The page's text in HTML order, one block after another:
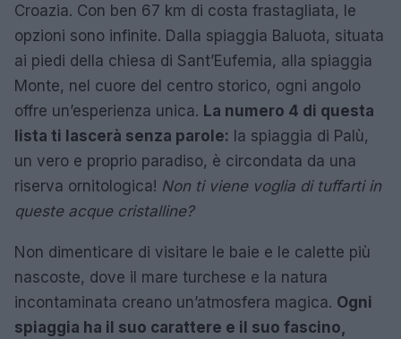
Croazia. Con ben 67 km di costa frastagliata, le
opzioni sono infinite. Dalla spiaggia Baluota, situata
ai piedi della chiesa di Sant’Eufemia, alla spiaggia
Monte, nel cuore del centro storico, ogni angolo
offre un’esperienza unica. La numero 4 di questa
lista ti lascerà senza parole: la spiaggia di Palù,
un vero e proprio paradiso, è circondata da una
riserva ornitologica! Non ti viene voglia di tuffarti in
queste acque cristalline?
Non dimenticare di visitare le baie e le calette più
nascoste, dove il mare turchese e la natura
incontaminata creano un’atmosfera magica. Ogni
spiaggia ha il suo carattere e il suo fascino,